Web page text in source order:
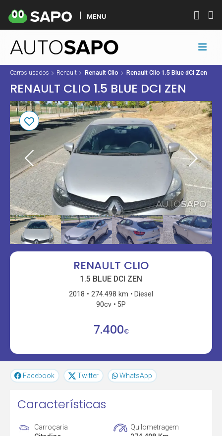
MENU
Carros usados Renault Renault Clio Renault Clio 1.5 Blue dCi Zen
RENAULT CLIO 1.5 BLUE DCI ZEN
RENAULT CLIO
1.5 BLUE DCI ZEN
2018 274.498 km
Diesel
90cv
5P
7.400€
Facebook Twitter WhatsApp
Características
Carroçaria
Quilometragem